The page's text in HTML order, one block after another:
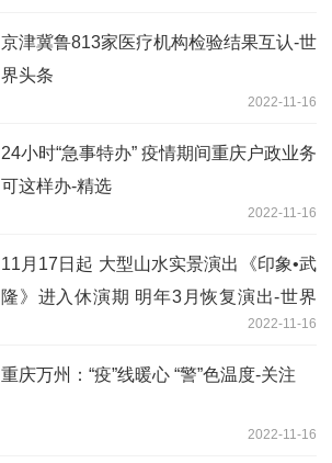
京津冀鲁813家医疗机构检验结果互认-世
界头条
2022-11-16
24小时“急事特办” 疫情期间重庆户政业务
可这样办-精选
2022-11-16
11月17日起 大型山水实景演出《印象•武
隆》进入休演期 明年3月恢复演出-世界
2022-11-16
重庆万州：“疫”线暖心 “警”色温度-关注
2022-11-16